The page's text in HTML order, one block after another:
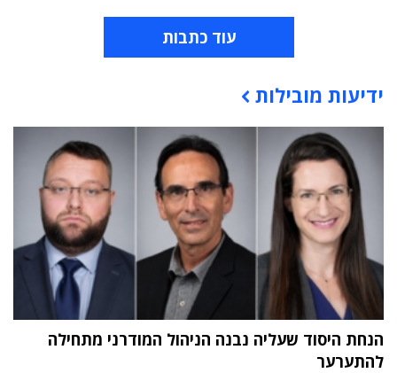
עוד כתבות
תוכן פרסומי
ידיעות מובילות
הנחת היסוד שעליה נבנה הניהול המודרני מתחילה
להתערער